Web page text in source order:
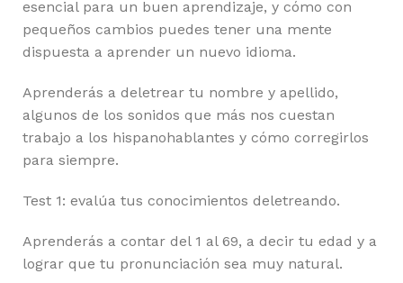
esencial para un buen aprendizaje, y cómo con
pequeños cambios puedes tener una mente
dispuesta a aprender un nuevo idioma.
Aprenderás a deletrear tu nombre y apellido,
algunos de los sonidos que más nos cuestan
trabajo a los hispanohablantes y cómo corregirlos
para siempre.
Test 1: evalúa tus conocimientos deletreando.
Aprenderás a contar del 1 al 69, a decir tu edad y a
lograr que tu pronunciación sea muy natural.